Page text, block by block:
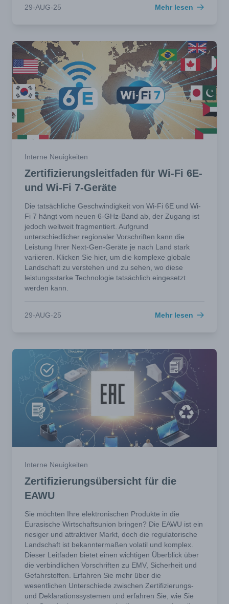
29-AUG-25 Mehr lesen
Interne Neuigkeiten
Zertifizierungsleitfaden für Wi-Fi 6E-
und Wi-Fi 7-Geräte
Die tatsächliche Geschwindigkeit von Wi-Fi 6E und Wi-
Fi 7 hängt vom neuen 6-GHz-Band ab, der Zugang ist
jedoch weltweit fragmentiert. Aufgrund
unterschiedlicher regionaler Vorschriften kann die
Leistung Ihrer Next-Gen-Geräte je nach Land stark
variieren. Klicken Sie hier, um die komplexe globale
Landschaft zu verstehen und zu sehen, wo diese
leistungsstarke Technologie tatsächlich eingesetzt
werden kann.
29-AUG-25 Mehr lesen
Interne Neuigkeiten
Zertifizierungsübersicht für die
EAWU
Sie möchten Ihre elektronischen Produkte in die
Eurasische Wirtschaftsunion bringen? Die EAWU ist ein
riesiger und attraktiver Markt, doch die regulatorische
Landschaft ist bekanntermaßen volatil und komplex.
Dieser Leitfaden bietet einen wichtigen Überblick über
die verbindlichen Vorschriften zu EMV, Sicherheit und
Gefahrstoffen. Erfahren Sie mehr über die
wesentlichen Unterschiede zwischen Zertifizierungs-
und Deklarationssystemen und erfahren Sie, wie Sie